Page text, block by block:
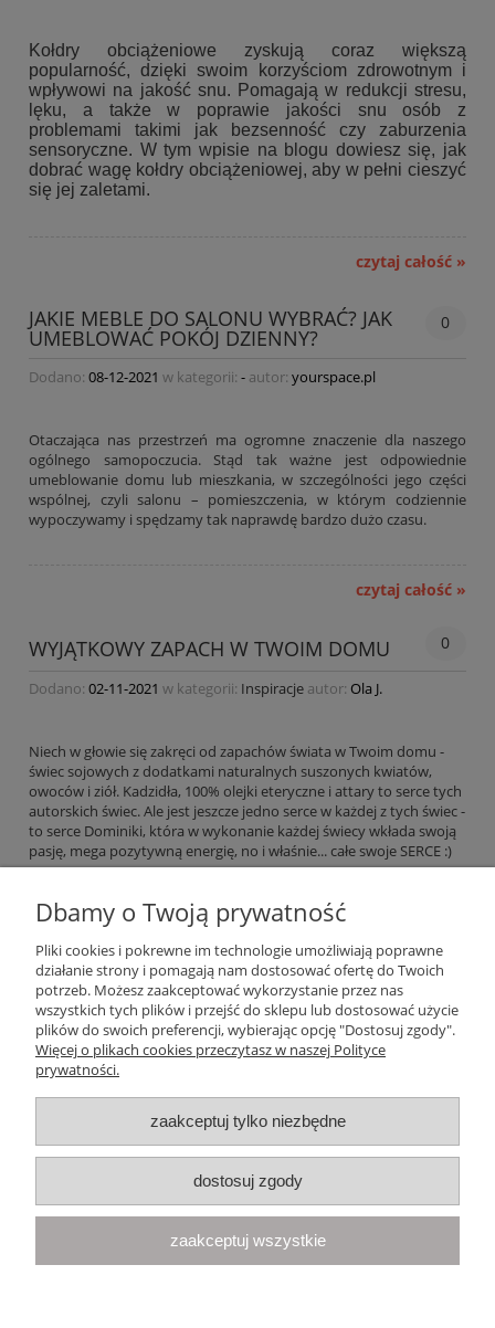
Kołdry obciążeniowe zyskują coraz większą
popularność, dzięki swoim korzyściom zdrowotnym i
wpływowi na jakość snu. Pomagają w redukcji stresu,
lęku, a także w poprawie jakości snu osób z
problemami takimi jak bezsenność czy zaburzenia
sensoryczne. W tym wpisie na blogu dowiesz się, jak
dobrać wagę kołdry obciążeniowej, aby w pełni cieszyć
się jej zaletami.
czytaj całość »
JAKIE MEBLE DO SALONU WYBRAĆ? JAK
UMEBLOWAĆ POKÓJ DZIENNY?
0
Dodano: 08-12-2021 w kategorii: - autor: yourspace.pl
Otaczająca nas przestrzeń ma ogromne znaczenie dla naszego
ogólnego samopoczucia. Stąd tak ważne jest odpowiednie
umeblowanie domu lub mieszkania, w szczególności jego części
wspólnej, czyli salonu – pomieszczenia, w którym codziennie
wypoczywamy i spędzamy tak naprawdę bardzo dużo czasu.
czytaj całość »
WYJĄTKOWY ZAPACH W TWOIM DOMU 0
Dodano: 02-11-2021 w kategorii: Inspiracje autor: Ola J.
Niech w głowie się zakręci od zapachów świata w Twoim domu -
świec sojowych z dodatkami naturalnych suszonych kwiatów,
owoców i ziół. Kadzidła, 100% olejki eteryczne i attary to serce tych
autorskich świec. Ale jest jeszcze jedno serce w każdej z tych świec -
to serce Dominiki, która w wykonanie każdej świecy wkłada swoją
pasję, mega pozytywną energię, no i właśnie... całe swoje SERCE :)
Pomoc
Moje konto
Płatności i dostawa
Informacje
O nas
Your Space| Olimpijska 8, 86-010 Samociążek, woj. kujawsko-
Dbamy o Twoją prywatność
Pliki cookies i pokrewne im technologie umożliwiają poprawne
działanie strony i pomagają nam dostosować ofertę do Twoich
potrzeb. Możesz zaakceptować wykorzystanie przez nas
wszystkich tych plików i przejść do sklepu lub dostosować użycie
plików do swoich preferencji, wybierając opcję "Dostosuj zgody".
Więcej o plikach cookies przeczytasz w naszej Polityce
prywatności.
zaakceptuj tylko niezbędne
dostosuj zgody
zaakceptuj wszystkie